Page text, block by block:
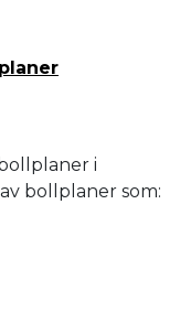
i
bollplaner som: